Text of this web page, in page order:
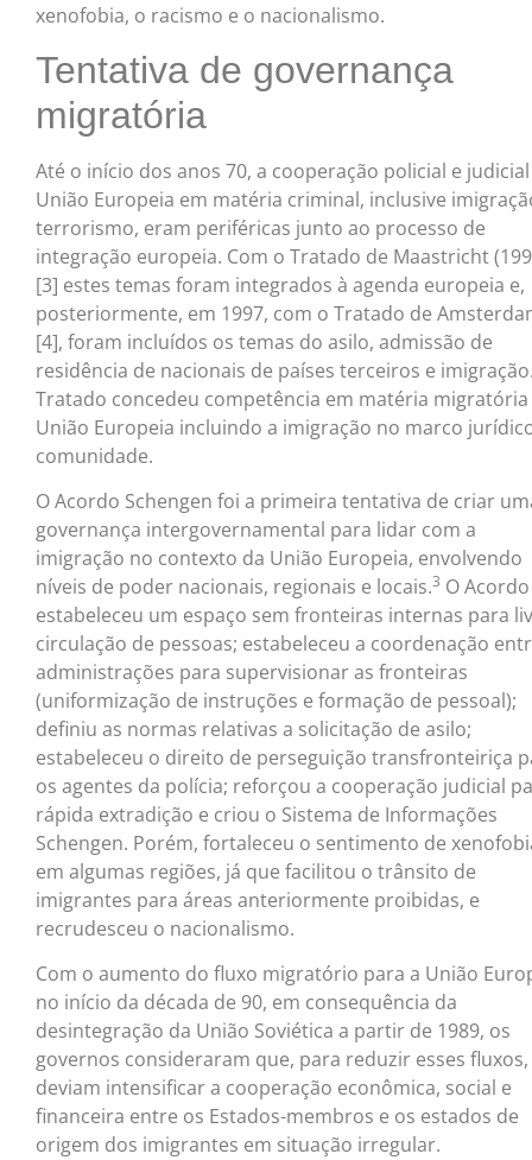
xenofobia, o racismo e o nacionalismo.
Tentativa de governança
migratória
Até o início dos anos 70, a cooperação policial e
União Europeia em matéria criminal, inclusive
terrorismo, eram periféricas junto ao processo de
integração europeia. Com o Tratado de Maastricht
[3] estes temas foram integrados à agenda europeia e,
posteriormente, em 1997, com o Tratado de
[4], foram incluídos os temas do asilo, admissão de
residência de nacionais de países terceiros e
Tratado concedeu competência em matéria migratória
União Europeia incluindo a imigração no marco
comunidade.
O Acordo Schengen foi a primeira tentativa de criar
governança intergovernamental para lidar com a
imigração no contexto da União Europeia, envolvendo
níveis de poder nacionais, regionais e locais.3 O Acordo
estabeleceu um espaço sem fronteiras internas para
circulação de pessoas; estabeleceu a coordenação
administrações para supervisionar as fronteiras
(uniformização de instruções e formação de pessoal);
definiu as normas relativas a solicitação de asilo;
estabeleceu o direito de perseguição transfronteiriça
os agentes da polícia; reforçou a cooperação judicial
rápida extradição e criou o Sistema de Informações
Schengen. Porém, fortaleceu o sentimento de
em algumas regiões, já que facilitou o trânsito de
imigrantes para áreas anteriormente proibidas, e
recrudesceu o nacionalismo.
Com o aumento do fluxo migratório para a União
no início da década de 90, em consequência da
desintegração da União Soviética a partir de 1989, os
governos consideraram que, para reduzir esses fluxos,
deviam intensificar a cooperação econômica, social e
financeira entre os Estados-membros e os estados de
origem dos imigrantes em situação irregular.